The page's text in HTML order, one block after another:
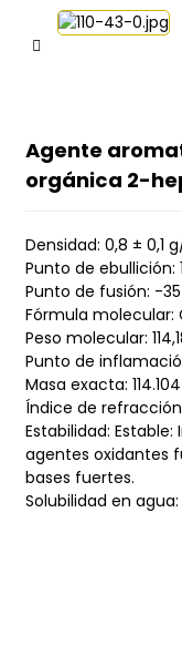
Agente
orgánica 2-
Densidad: 0,8 ± 0,1
Punto de ebullición:
Punto de fusión: -35
Fórmula molecular:
Peso molecular:
Punto de
Masa exacta:
Índice de
Estabilidad:
agentes oxidantes
bases fuertes.
Solubilidad en